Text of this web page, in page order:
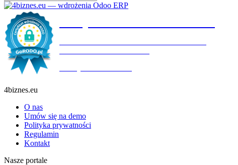
4biznes.eu
O nas
Umów się na demo
Polityka prywatności
Regulamin
Kontakt
Nasze portale